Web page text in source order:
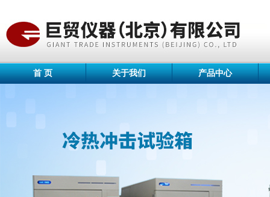
首 页 关于我们 产品中心